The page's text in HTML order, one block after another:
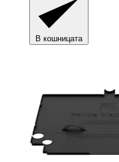
В кошницата